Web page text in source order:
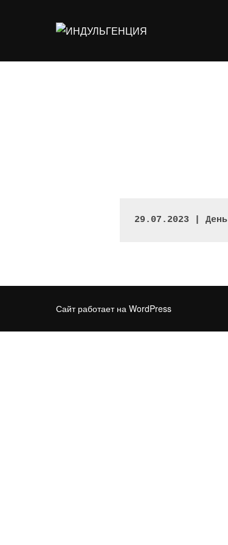
29.07.2023 |
Сайт работает на WordPress